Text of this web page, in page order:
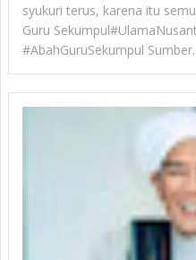
syukuri terus, karena itu
Guru
#AbahGuruSekumpul